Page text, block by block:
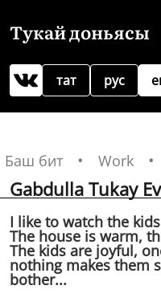
Тукай доньясы
рус
тат
Баш бит Work
Gabdulla Tukay
I like to watch the
The house is warm,
The kids are joyful,
nothing makes them
bother...